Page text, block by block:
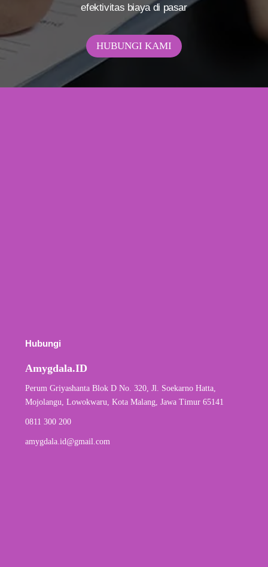
efektivitas biaya di pasar
HUBUNGI KAMI
Hubungi
Amygdala.ID
Perum Griyashanta Blok D No. 320, Jl. Soekarno Hatta,
Mojolangu, Lowokwaru, Kota Malang, Jawa Timur 65141
0811 300 200
amygdala.id@gmail.com